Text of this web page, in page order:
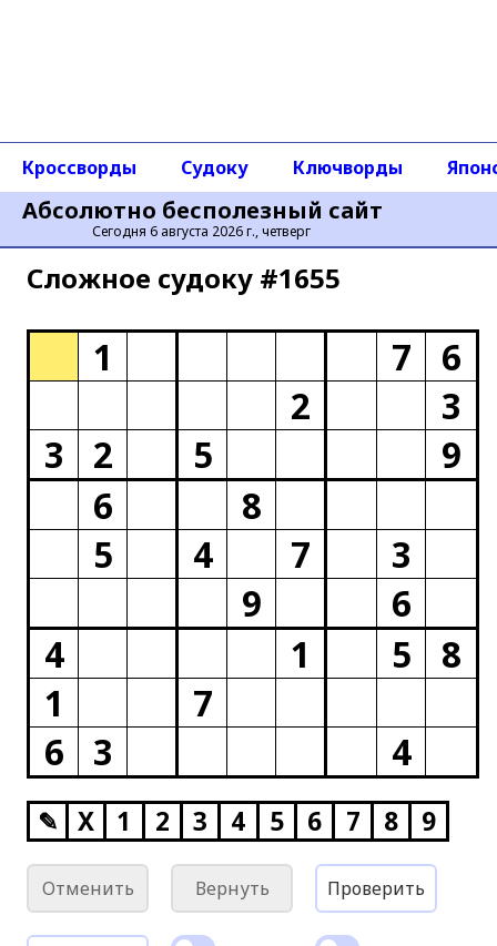
Абсолютно бесполезный сайт
Сегодня 6 августа 2026 г., четверг
Кроссворды Судоку Ключворды
Сложное cудоку #1655
1 7
6
2
3
3
2 5
9
6
8
5
4 7
3
9
6
4
1 5
8
1
7
6
3 4
✎ X 1 2 3 4 5 6 7 8 9
Отменить Вернуть Проверить